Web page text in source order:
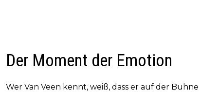
Der Moment der Emotion
Wer Van Veen kennt, weiß, dass er auf der Bühne